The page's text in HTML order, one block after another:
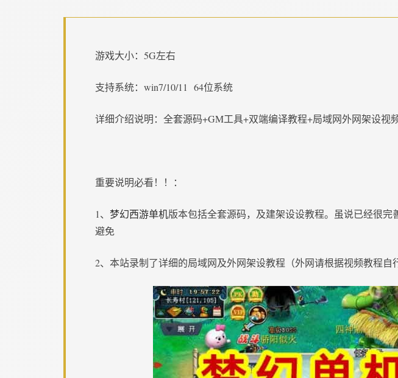
游戏大小：5G左右
支持系统：win7/10/11 64位系统
详细介绍说明：全套源码+GM工具+双端编译教程+局域网外网架设视
重要说明必看！！：
1、 梦幻西游单机版本包括全套源码，及建架设设教程。虽说已经很
避免
2、本站录制了详细的局域网及外网架设教程（外网请根据视频教程自